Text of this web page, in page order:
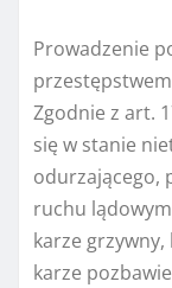
Prowadzenie
Zgodnie z art.
się w stanie
odurzającego,
ruchu
karze
karze